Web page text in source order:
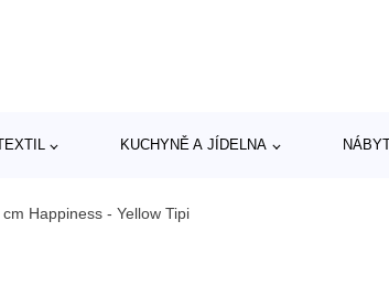
KUCHYNĚ A JÍDELNA
Happiness - Yellow Tipi